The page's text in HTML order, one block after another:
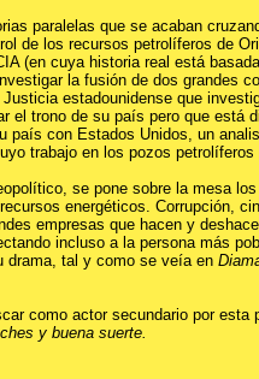
paralelas que se acaban
de los recursos petrolíferos de
(en cuya historia real está
la fusión de dos grandes
Justicia estadounidense que
el trono de su país pero que está
país con Estados Unidos, un
trabajo en los pozos petrolíferos
se pone sobre la mesa
energéticos. Corrupción,
empresas que hacen y
incluso a la persona más
drama, tal y como se veía en
como actor secundario por
y buena suerte.